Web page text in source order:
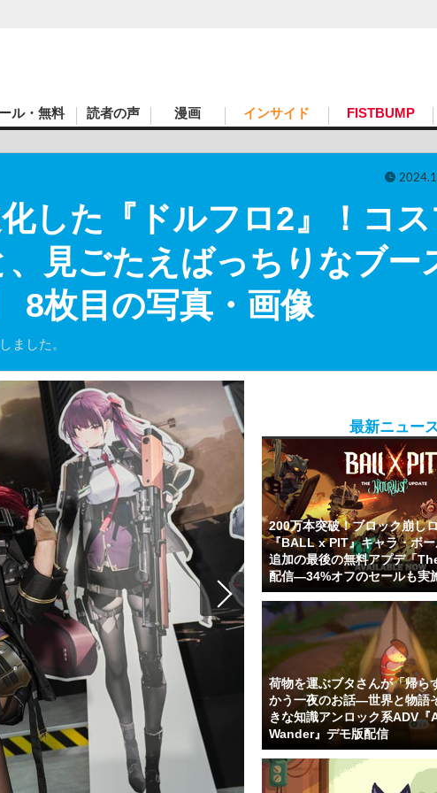
ル・無料 読者の声 漫画 インサイド FISTBUMP
した『ドルフロ2』！コ
見ごたえばっちりなブー
8枚目の写真・画像
ました。
最新ニュー
200万本突破！ブロック崩し
『BALL x PIT』キャラ・ボ
追加の最後の無料アプデ「
配信―34%オフのセールも実
荷物を運ぶブタさんが「帰ら
かう一夜のお話―世界と物語
きな知識アンロック系ADV『
Wander』デモ版配信